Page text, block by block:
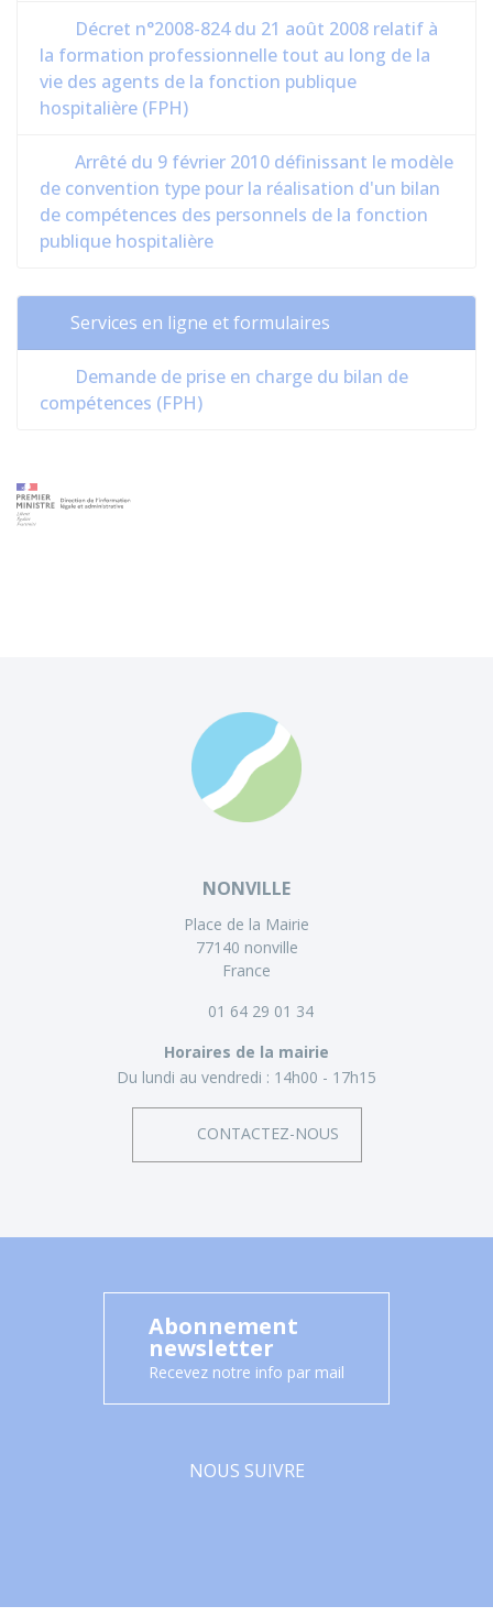
Décret n°2008-824 du 21 août 2008 relatif à
la formation professionnelle tout au long de la
vie des agents de la fonction publique
hospitalière (FPH)
Arrêté du 9 février 2010 définissant le modèle
de convention type pour la réalisation d'un bilan
de compétences des personnels de la fonction
publique hospitalière
Services en ligne et formulaires
Demande de prise en charge du bilan de
compétences (FPH)
NONVILLE
Place de la Mairie
77140 nonville
France
01 64 29 01 34
Horaires de la mairie
Du lundi au vendredi : 14h00 - 17h15
CONTACTEZ-NOUS
Abonnement
newsletter
Recevez notre info par mail
NOUS SUIVRE